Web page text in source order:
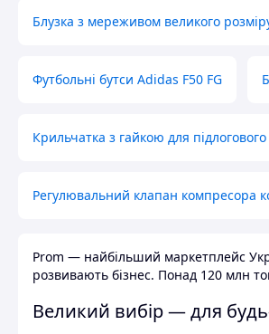
Блузка з мереживом великого
Футбольні бутси Adidas F50 FG
Крильчатка з гайкою для
Регулювальний клапан компресора
Prom — найбільший маркетплейс
розвивають бізнес. Понад 120 млн
Великий вибір — для